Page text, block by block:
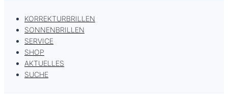
KORREKTURBRILLEN
SONNENBRILLEN
SERVICE
SHOP
AKTUELLES
SUCHE